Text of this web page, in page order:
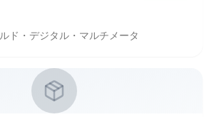
ド・デジタル・マルチメータ